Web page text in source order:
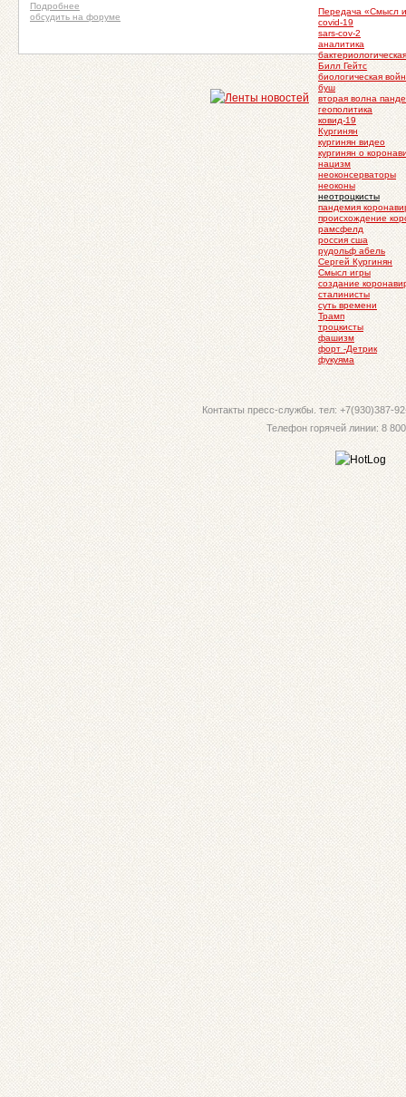
Передача «Смысл
covid-19
sars-cov-2
аналитика
Билл Гейтс
биологическая
буш
вторая волна
геополитика
ковид-19
Кургинян
кургинян видео
кургинян о
нацизм
неоконсерваторы
неоконы
неотроцкисты
пандемия
происхождение
рамсфелд
россия сша
рудольф абель
Сергей Кургинян
Смысл игры
создание
сталинисты
суть времени
Трамп
троцкисты
фашизм
форт -Детрик
фукуяма
Подробнее
обсудить на форуме
Контакты пресс-службы. тел: +7(930)387-
Телефон горячей линии: 8